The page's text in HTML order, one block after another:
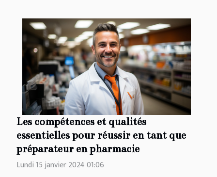
Les compétences et qualités
essentielles pour réussir en tant que
préparateur en pharmacie
Lundi 15 janvier 2024 01:06